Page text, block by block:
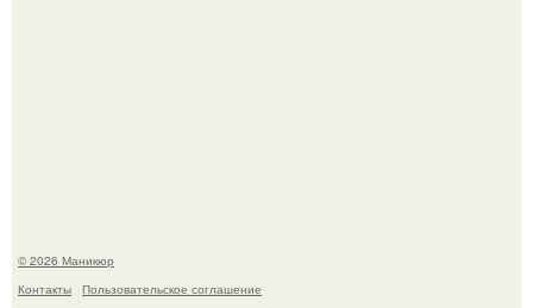
© 2026 Маникюр
Контакты
Пользовательское соглашение